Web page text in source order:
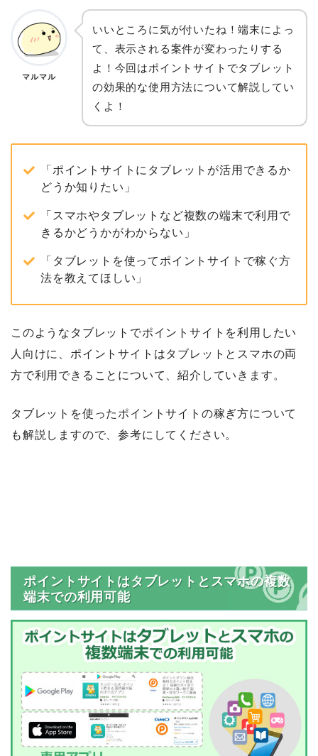
マルマル
いいところに気が付いたね！端末によっ
て、表示される案件が変わったりする
よ！今回はポイントサイトでタブレット
の効果的な使用方法について解説してい
くよ！
「ポイントサイトにタブレットが活用できるか
どうか知りたい」
「スマホやタブレットなど複数の端末で利用で
きるかどうかがわからない」
「タブレットを使ってポイントサイトで稼ぐ方
法を教えてほしい」
このようなタブレットでポイントサイトを利用したい
人向けに、ポイントサイトはタブレットとスマホの両
方で利用できることについて、紹介していきます。
タブレットを使ったポイントサイトの稼ぎ方について
も解説しますので、参考にしてください。
ポイントサイトはタブレットとスマホの複数
端末での利用可能